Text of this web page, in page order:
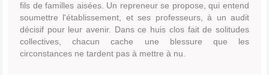
fils de familles aisées. Un repreneur se propose, qui entend
soumettre l'établissement, et ses professeurs, à un audit
décisif pour leur avenir. Dans ce huis clos fait de solitudes
collectives, chacun cache une blessure que les
circonstances ne tardent pas à mettre à nu.